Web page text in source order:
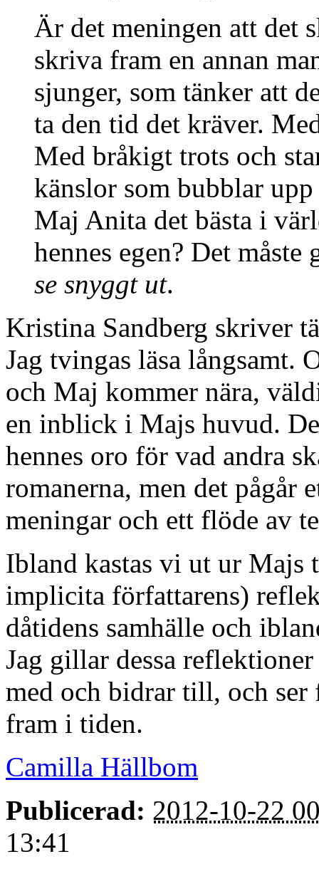
Är det meningen att det
skriva fram en annan
sjunger, som tänker att
ta den tid det kräver.
Med bråkigt trots och
känslor som bubblar
Maj Anita det bästa i
hennes egen? Det
se snyggt ut.
Kristina Sandberg skriver
Jag tvingas läsa långsamt.
och Maj kommer nära,
en inblick i Majs huvud.
hennes oro för vad andra
romanerna, men det pågår
meningar och ett flöde av
Ibland kastas vi ut ur Majs
implicita författarens)
dåtidens samhälle och
Jag gillar dessa
med och bidrar till, och
fram i tiden.
Camilla Hällbom
Publicerad: 2012-10-22
13:41